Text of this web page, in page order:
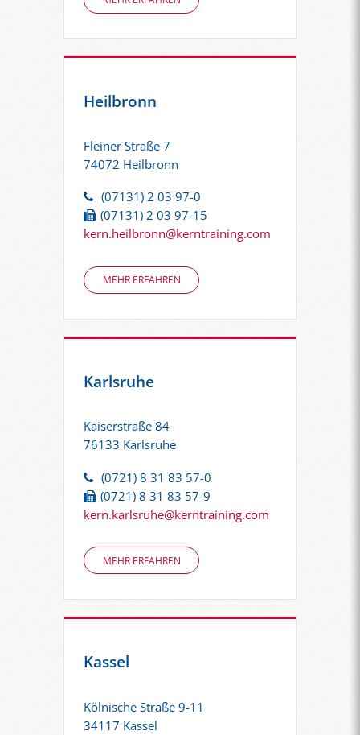
Heilbronn
Fleiner Straße 7
74072 Heilbronn
(07131) 2 03 97-0
(07131) 2 03 97-15
kern.heilbronn@kerntraining.com
MEHR ERFAHREN
Karlsruhe
Kaiserstraße 84
76133 Karlsruhe
(0721) 8 31 83 57-0
(0721) 8 31 83 57-9
kern.karlsruhe@kerntraining.com
MEHR ERFAHREN
Kassel
Kölnische Straße 9-11
34117 Kassel